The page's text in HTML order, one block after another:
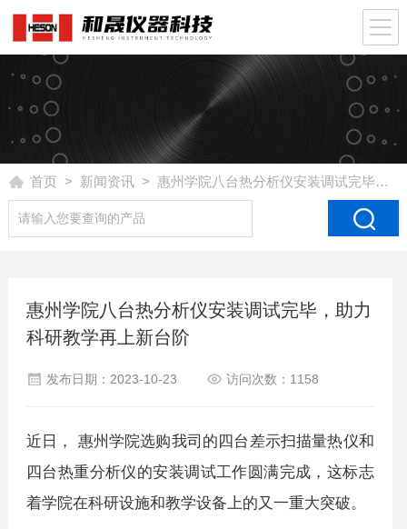
首页 > 新闻资讯> 惠州学院八台热分析仪安装调试完毕，助力科研教学再上新台阶
惠州学院八台热分析仪安装调试完毕，助力
科研教学再上新台阶
发布日期：2023-10-23 访问次数：1158
近日， 惠州学院选购我司的四台差示扫描量热仪和
四台热重分析仪的安装调试工作圆满完成，这标志
着学院在科研设施和教学设备上的又一重大突破。